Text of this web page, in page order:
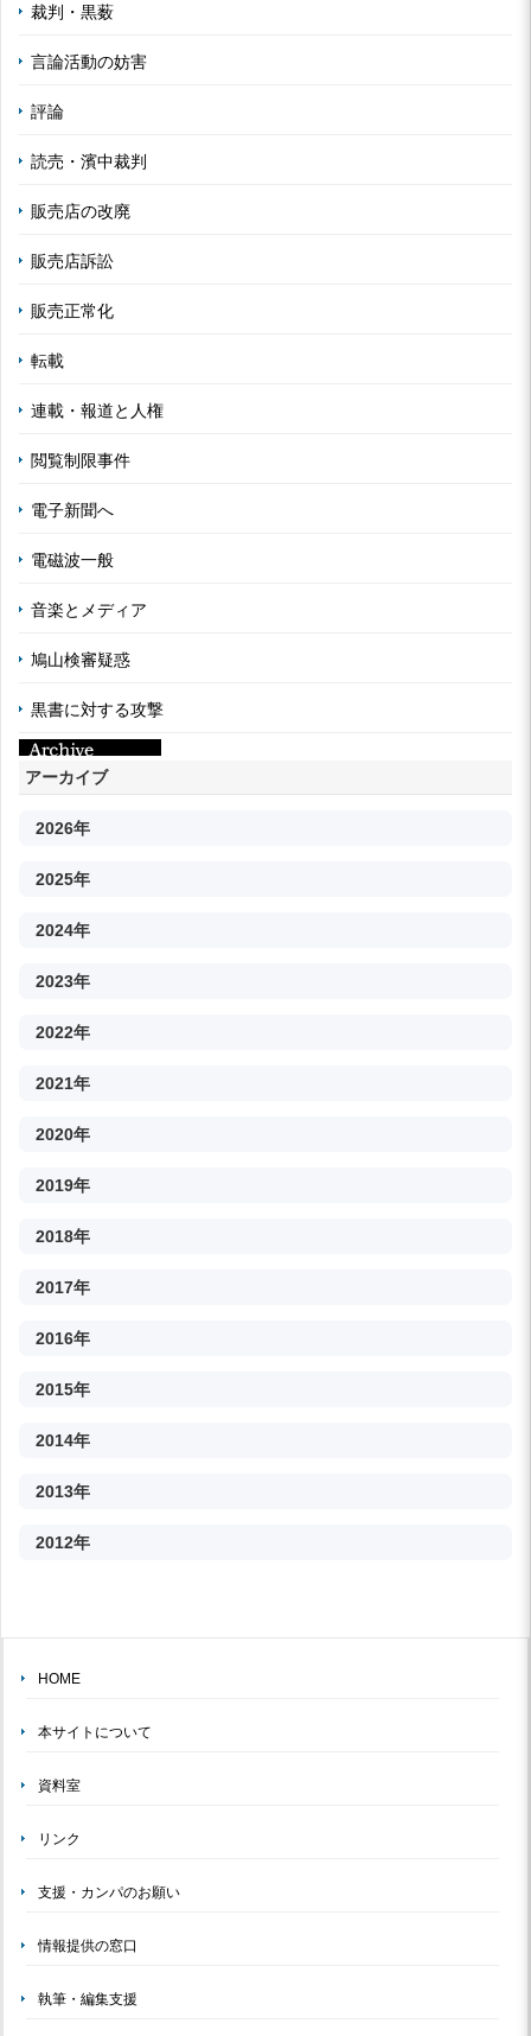
裁判・黒薮
言論活動の妨害
評論
読売・濱中裁判
販売店の改廃
販売店訴訟
販売正常化
転載
連載・報道と人権
閲覧制限事件
電子新聞へ
電磁波一般
音楽とメディア
鳩山検審疑惑
黒書に対する攻撃
アーカイブ
2026年
2025年
2024年
2023年
2022年
2021年
2020年
2019年
2018年
2017年
2016年
2015年
2014年
2013年
2012年
HOME
本サイトについて
資料室
リンク
支援・カンパのお願い
情報提供の窓口
執筆・編集支援